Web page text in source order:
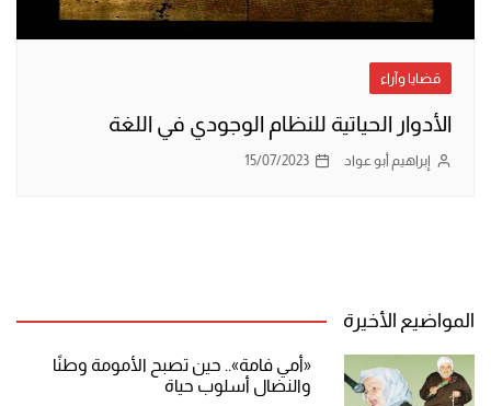
قضايا وآراء
الأدوار الحياتية للنظام الوجودي في اللغة
إبراهيم أبو عواد 15/07/2023
المواضيع الأخيرة
«أمي فامة».. حين تصبح الأمومة وطنًا
والنضال أسلوب حياة